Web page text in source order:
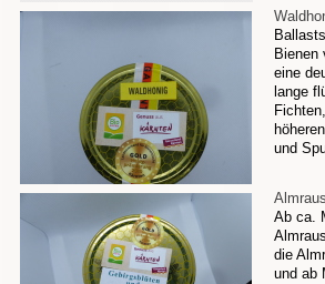
Bienen
eine
lange
und
Ab ca.
die
und ab